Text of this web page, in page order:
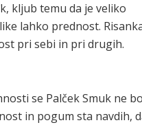
kljub temu da je veliko
lahko prednost.
pri sebi in pri drugih.
se Palček Smuk ne
in pogum sta navdih,